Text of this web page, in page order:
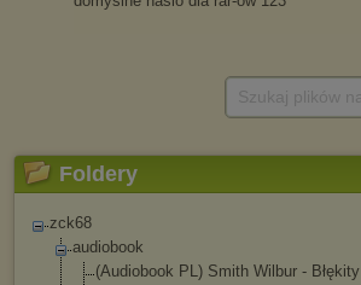
Foldery
zck68
audiobook
(Audiobook PL) Smith Wilbur - Błękity